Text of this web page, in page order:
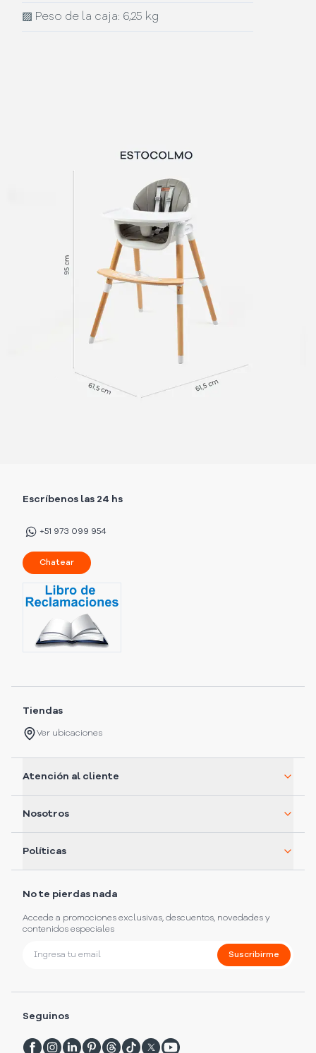
▨ Peso de la caja: 6,25 kg
Escríbenos las 24 hs
+51 973 099 954
Chatear
Tiendas
Ver ubicaciones
Atención al cliente
Nosotros
Políticas
No te pierdas nada
Accede a promociones exclusivas, descuentos, novedades y
contenidos especiales
Suscribirme
Seguinos